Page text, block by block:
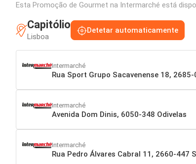
Esta Promoção de Gourmet na Intermarché está
Capitólio
Lisboa
Detetar automaticamente
Intermarché
Rua Sport Grupo Sacavenense 18,
Intermarché
Avenida Dom Dinis, 6050-348 Odivelas
Intermarché
Rua Pedro Álvares Cabral 11, 2660-447